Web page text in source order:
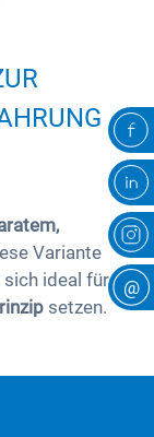
@
Variante
ideal für
setzen.